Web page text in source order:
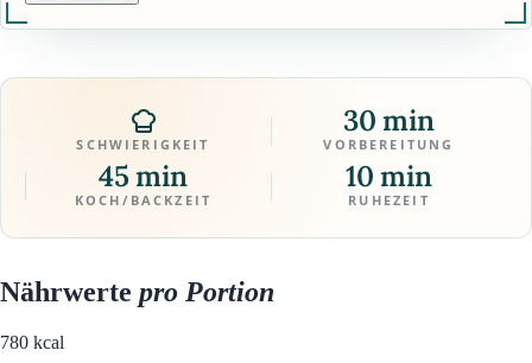
SCHWIERIGKEIT
30 min
VORBEREITUNG
45 min
KOCH/BACKZEIT
10 min
RUHEZEIT
Nährwerte pro Portion
780 kcal